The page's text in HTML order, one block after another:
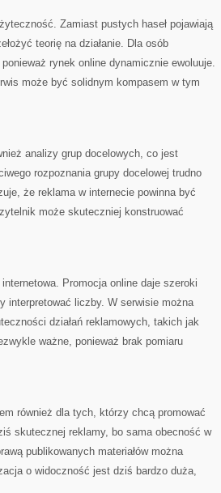
Zamiast pustych haseł pojawiają
teorię na działanie. Dla osób
rynek online dynamicznie ewoluuje.
może być solidnym kompasem w tym
analizy grup docelowych, co jest
rozpoznania grupy docelowej trudno
że reklama w internecie powinna być
może skuteczniej konstruować
Promocja online daje szeroki
interpretować liczby. W serwisie można
działań reklamowych, takich jak
ważne, ponieważ brak pomiaru
również dla tych, którzy chcą promować
skutecznej reklamy, bo sama obecność w
publikowanych materiałów można
o widoczność jest dziś bardzo duża,